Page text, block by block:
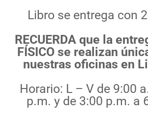
Libro se entrega con
RECUERDA que la
FÍSICO se realizan
nuestras oficinas en
Horario: L – V de 9:00
p.m. y de 3:00 p.m. a